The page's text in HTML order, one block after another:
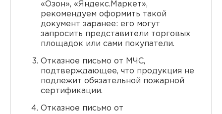
«Озон», «Яндекс.Маркет»,
рекомендуем оформить такой
документ заранее: его могут
запросить представители торговых
площадок или сами покупатели.
Отказное письмо от МЧС,
подтверждающее, что продукция не
подлежит обязательной пожарной
сертификации.
Отказное письмо от